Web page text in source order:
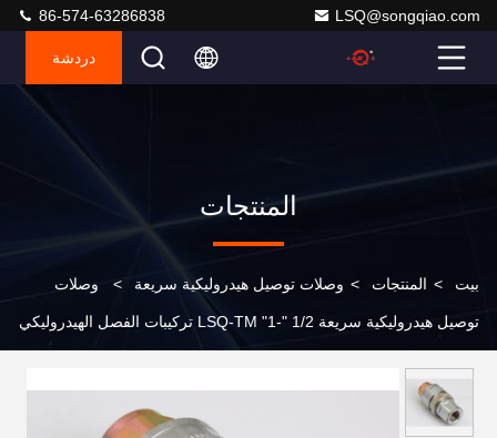
LSQ@songqiao.com
86-574-63286838
دردشة
المنتجات
بيت > المنتجات > وصلات توصيل هيدروليكية سريعة > وصلات
توصيل هيدروليكية سريعة 1/2 "-1" LSQ-TM تركيبات الفصل الهيدروليكي